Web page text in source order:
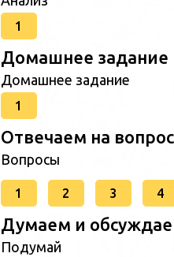
1
Домашнее задание
Домашнее задание
1
Отвечаем на
Вопросы
1 2 3 4
Думаем и
Подумай